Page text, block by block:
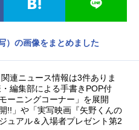
音楽 コスプレ
トレンド 無料マンガ
声優記事一覧
実写化映画一覧
）の画像をまとめました
連ニュース情報は3件ありま
編集部による手書きPOP付
ーニングコーナー」を展開
!!」や「実写映画『矢野くんの
ュアル＆入場者プレゼント第2